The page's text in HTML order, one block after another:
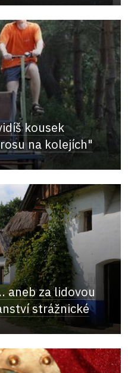
kousek
na kolejích"
aneb za lidovou
strážnické